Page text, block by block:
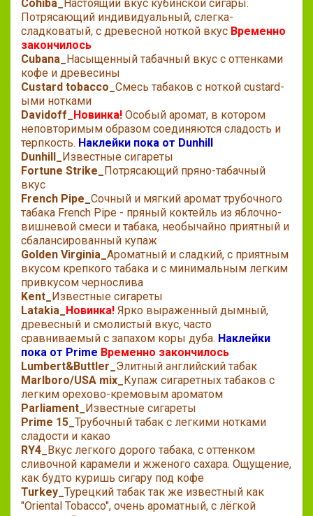
Cohiba_ Настоящий вкус кубинской сигары.
Потрясающий индивидуальный, слегка-
сладковатый, с древесной ноткой вкус Временно
закончилось
Cubana_ Насыщенный табачный вкус с оттенками
кофе и древесины
Custard tobacco_ Смесь табаков с ноткой custard-
ыми нотками
Davidoff_ Новинка! Особый аромат, в котором
неповторимым образом соединяются сладость и
терпкость. Наклейки пока от Dunhill
Dunhill_ Известные сигареты
Fortune Strike_ Потрясающий пряно-табачный
вкус
French Pipe_ Сочный и мягкий аромат трубочного
табака French Pipe - пряный коктейль из яблочно-
вишневой смеси и табака, необычайно приятный и
сбалансированный купаж
Golden Virginia_ Ароматный и сладкий, с приятным
вкусом крепкого табака и с минимальным легким
привкусом чернослива
Kent_ Известные сигареты
Latakia_ Новинка! Ярко выраженный дымный,
древесный и смолистый вкус, часто
сравниваемый с запахом коры дуба. Наклейки
пока от Prime Временно закончилось
Lumbert&Buttler_ Элитный английский табак
Marlboro/USA mix_ Купаж сигаретных табаков с
легким орехово-кремовым ароматом
Parliament_ Известные сигареты
Prime 15_ Трубочный табак с легкими нотками
сладости и какао
RY4_ Вкус легкого дорого табака, с оттенком
сливочной карамели и жженого сахара. Ощущение,
как будто куришь сигару под кофе
Turkey_ Турецкий табак так же известный как
"Oriental Tobacco", очень ароматный, с лёгкой